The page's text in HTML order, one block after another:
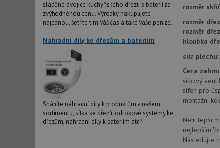
sladěné dvojice kuchyňského dřezu s baterií za
zvýhodněnou cenu. Výrobky nakupujete
najednou, šetříte tím Váš čas a také Vaše peníze.
Náhradní díly ke dřezům a bateriím
Sháníte náhradní díly k produktům v našem
sortimentu, sítka ke dřezů, odtokové systémy ke
dřezům, náhradní díly k bateriím atd?
rozměr
rozměr
rozměr
hloubka
síla plechu:
Cena
sítkový
sifon pro
montážní
Není lepší
nejlepším
Následujte
AUTORIZACE
Název